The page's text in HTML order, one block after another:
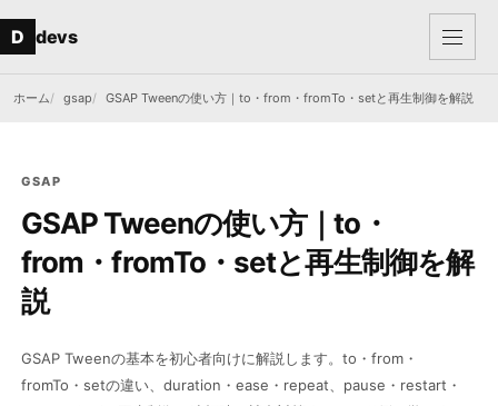
D devs メニュ
ホーム gsap GSAP Tweenの使い方｜to・from・fromTo・setと再生制御を解説
GSAP
GSAP Tweenの使い方｜to・
from・fromTo・setと再生制御を解
説
GSAP Tweenの基本を初心者向けに解説します。to・from・
fromTo・setの違い、duration・ease・repeat、pause・restart・